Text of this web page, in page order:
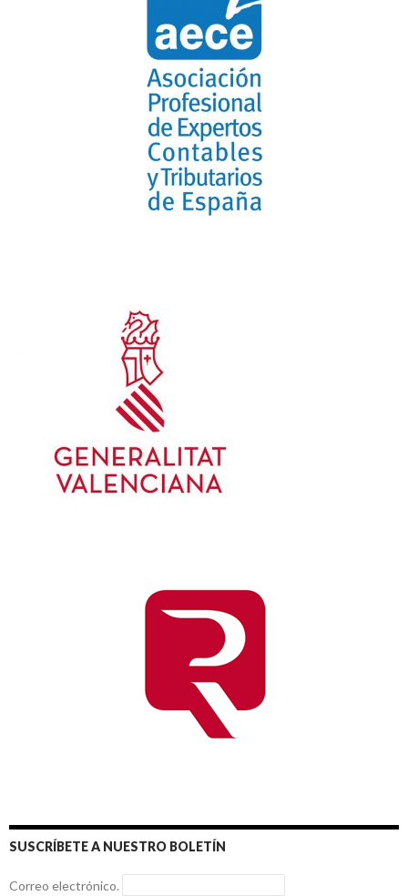
SUSCRÍBETE A NUESTRO BOLETÍN
Correo electrónico.